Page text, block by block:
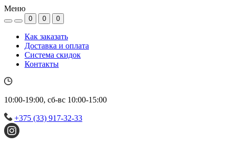
Меню
0 0 0
Как заказать
Доставка и оплата
Система скидок
Контакты
10:00-19:00, сб-вс 10:00-15:00
+375 (33) 917-32-33